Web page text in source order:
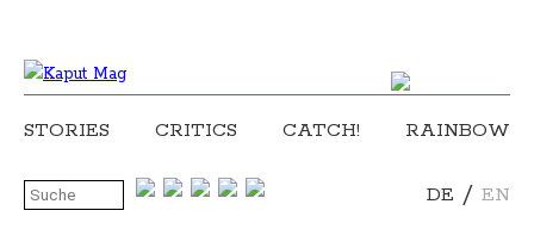
STORIES CRITICS CATCH! RAINBOW
DE / EN